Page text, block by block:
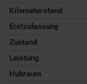
Kilometerstand
Erstzulassung
Zustand
Leistung
Hubraum